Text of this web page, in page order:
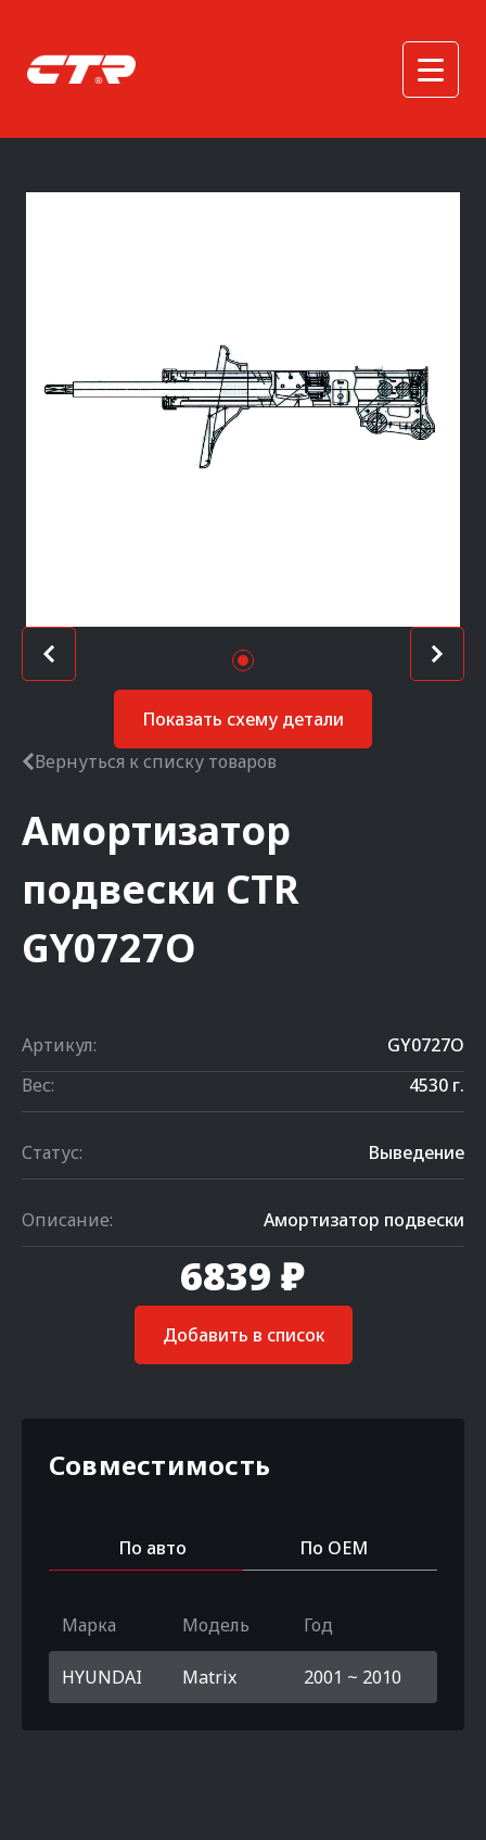
Показать схему детали
Вернуться к списку товаров
Амортизатор
подвески CTR
GY0727O
Артикул:
GY0727O
Вес:
4530 г.
Статус: Выведение
Описание: Амортизатор подвески
6839 ₽
Добавить в список
Совместимость
По авто По OEM
Марка Модель Год
HYUNDAI Matrix 2001 ~ 2010